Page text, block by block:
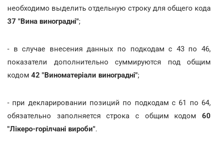
необходимо выделить отдельную строку для общего кода
37 "Вина виноградні";
- в случае внесения данных по подкодам с 43 по 46,
показатели дополнительно суммируются под общим
кодом 42 "Виноматеріали виноградні";
- при декларировании позиций по подкодам с 61 по 64,
обязательно заполняется строка с общим кодом 60
"Лікеро-горілчані вироби".